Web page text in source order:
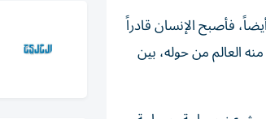
فأصبح الإنسان قادراً
العالم من حوله، بين